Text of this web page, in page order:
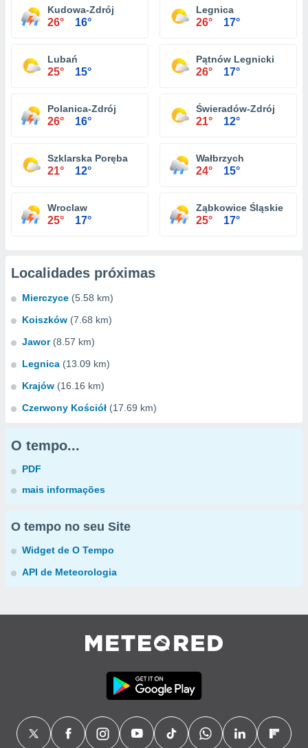
Kudowa-Zdrój
26° 16°
Legnica
26° 17°
Lubań
25° 15°
Pątnów Legnicki
26° 17°
Polanica-Zdrój
26° 16°
Świeradów-Zdrój
21° 12°
Szklarska Poręba
21° 12°
Wałbrzych
24° 15°
Wroclaw
25° 17°
Ząbkowice Śląskie
25° 17°
Localidades próximas
Mierczyce (5.58 km)
Koiszków (7.68 km)
Jawor (8.57 km)
Legnica (13.09 km)
Krajów (16.16 km)
Czerwony Kościół (17.69 km)
O tempo...
PDF
mais informações
O tempo no seu Site
Widget de O Tempo
API de Meteorologia